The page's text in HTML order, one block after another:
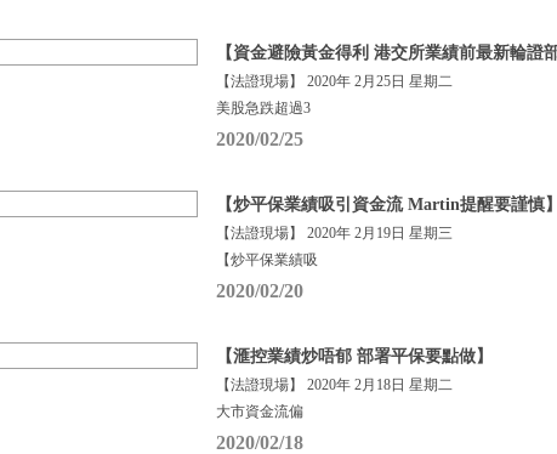
【資金避險黃金得利 港交所業績前最新輪證部
【法證現場】 2020年 2月25日 星期二
美股急跌超過3
2020/02/25
【炒平保業績吸引資金流 Martin提醒要謹慎】
【法證現場】 2020年 2月19日 星期三
【炒平保業績吸
2020/02/20
【滙控業績炒唔郁 部署平保要點做】
【法證現場】 2020年 2月18日 星期二
大市資金流偏
2020/02/18